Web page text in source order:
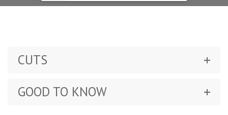
CUTS
GOOD TO KNOW